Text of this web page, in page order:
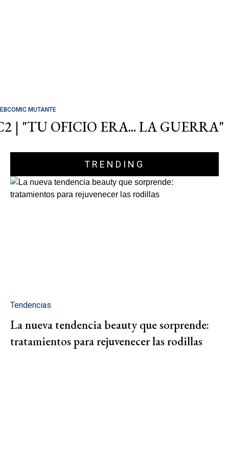
MUTANTE
| "TU OFICIO ERA... LA GUERRA"
TRENDING
Tendencias
La nueva tendencia beauty que sorprende:
tratamientos para rejuvenecer las rodillas